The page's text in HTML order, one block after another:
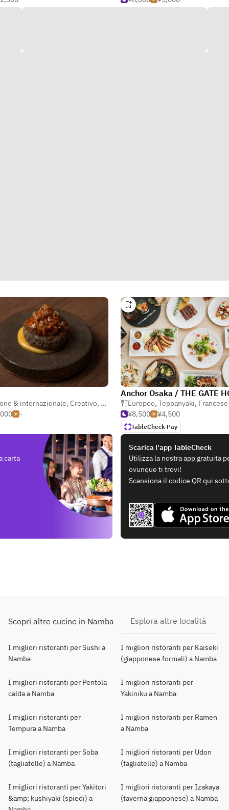
& internazionale, Creativo, Messicano moderno
-
Europeo, Teppanyaki, Francese
¥8,500
¥4,500
TableCheck Pay
carta
Scarica l'app TableCheck
Utilizza la nostra app gratuita
ovunque ti trovi!
Scansiona il codice QR qui
Scopri altre cucine in Namba Esplora altre località
I migliori ristoranti per Sushi a
Namba
I migliori ristoranti per Kaiseki
(giapponese formali) a Namba
I migliori ristoranti per Pentola
calda a Namba
I migliori ristoranti per
Yakiniku a Namba
I migliori ristoranti per
Tempura a Namba
I migliori ristoranti per Ramen
a Namba
I migliori ristoranti per Soba
(tagliatelle) a Namba
I migliori ristoranti per Udon
(tagliatelle) a Namba
I migliori ristoranti per Yakitori
&amp; kushiyaki (spiedi) a
I migliori ristoranti per Izakaya
(taverna giapponese) a Namba